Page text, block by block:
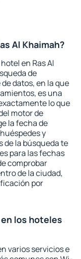
Al Khaimah?
en Ras Al
de
datos, en la que
es una
lo que
motor de
la fecha de
y
de la búsqueda te
para las fechas
comprobar
de la ciudad,
por
los hoteles
varios servicios e